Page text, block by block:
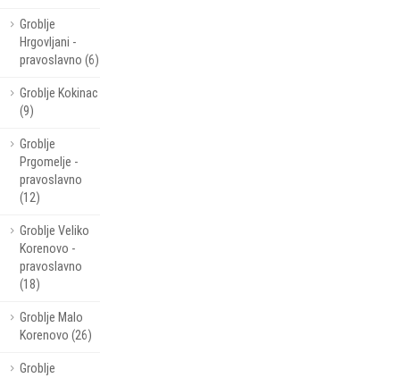
Groblje
Hrgovljani -
pravoslavno (6)
Groblje Kokinac
(9)
Groblje
Prgomelje -
pravoslavno
(12)
Groblje Veliko
Korenovo -
pravoslavno
(18)
Groblje Malo
Korenovo (26)
Groblje